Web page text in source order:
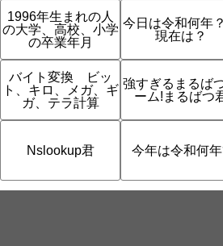
1996年生まれの人
の大学、高校、小学
の卒業年月
今日は令和何年
現在は？
バイト変換 ビッ
ト、キロ、メガ、ギ
ガ、テラ計算
強すぎるまるば
ーム!まるばつ
Nslookup君 今年は令和何